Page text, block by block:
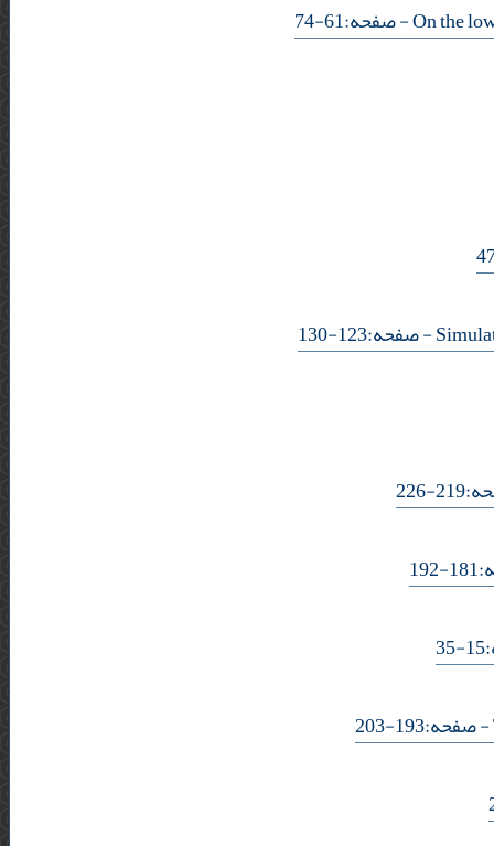
- صفحه:61-74
- صفحه:123-130
226
- صفحه:193-203